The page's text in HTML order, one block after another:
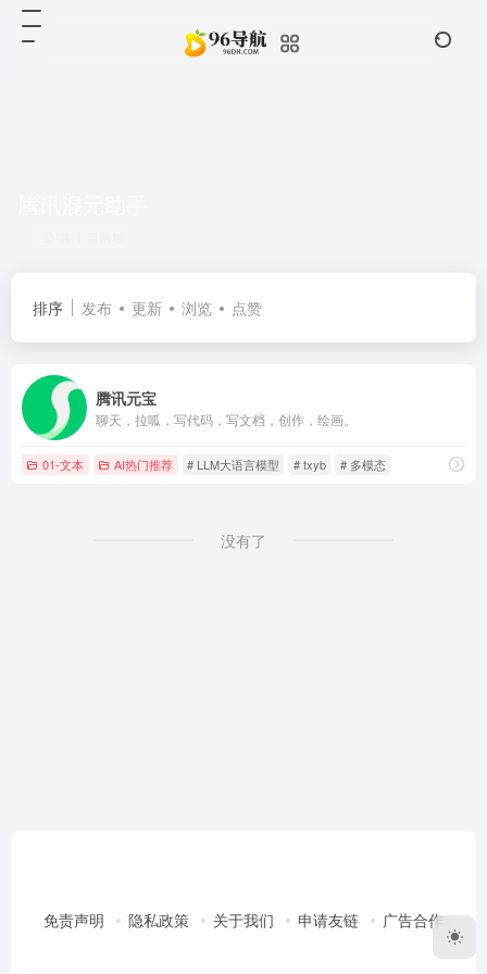
排序 发布 更新 浏览 点赞
腾讯元宝
聊天，拉呱，写代码，写文档，创作，绘画。
01-文本 AI热门推荐 # LLM大语言模型 # txyb # 多模态
没有了
免责声明 隐私政策 关于我们 申请友链 广告合作